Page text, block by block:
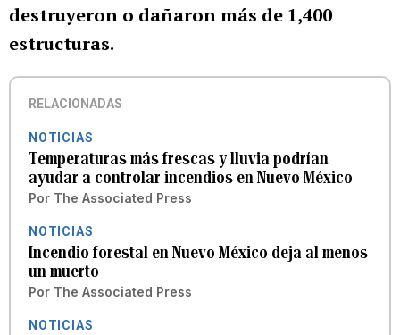
destruyeron o dañaron más de 1,400
estructuras.
RELACIONADAS
NOTICIAS
Temperaturas más frescas y lluvia podrían
ayudar a controlar incendios en Nuevo México
Por The Associated Press
NOTICIAS
Incendio forestal en Nuevo México deja al menos
un muerto
Por The Associated Press
NOTICIAS